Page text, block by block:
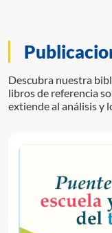
Descubra nuestra
libros de referencia
extiende al análisis y